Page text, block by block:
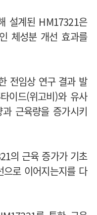
설계된 HM17321은
체성분 개선 효과를
전임상 연구 결과 발
이드(위고비)와 유사
근육량을 증가시키
의 근육 증가가 기초
로 이어지는지를 다